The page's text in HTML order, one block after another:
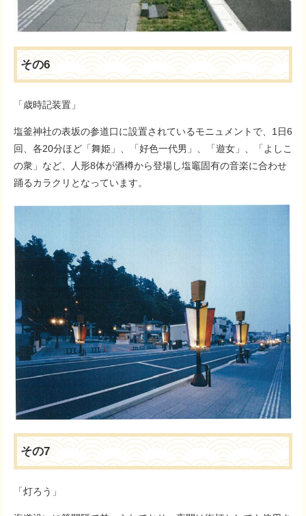
その6
「歳時記装置」
塩釜神社の表坂の参道口に設置されているモニュメントで、1日6
回、各20分ほど「舞姫」、「好色一代男」、「遊女」、「よしこ
の衆」など、人形8体が酒樽から登場し塩竈固有の音楽に合わせ
踊るカラクリとなっています。
その7
「灯ろう」